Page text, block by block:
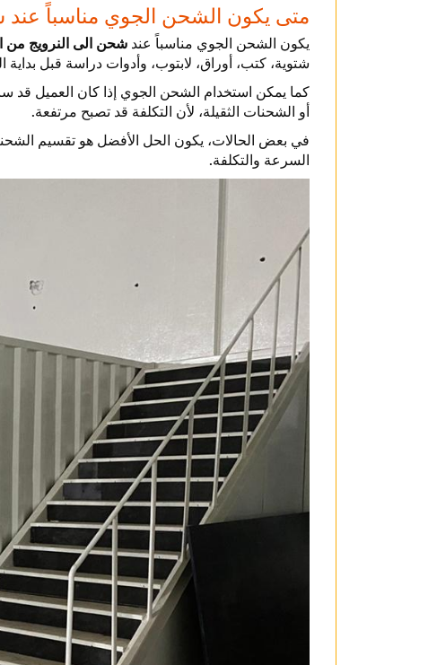
متى يكون الشحن الجوي مناسباً
يكون الشحن الجوي مناسباً عندشحن الى النرويج من
شتوية، كتب، أوراق، لابتوب، وأدوات دراسة قبل
كما يمكن استخدام الشحن الجوي إذا كان العميل قد
أو الشحنات الثقيلة، لأن التكلفة قد تصبح مرتفعة.
في بعض الحالات، يكون الحل الأفضل هو تقسيم الشحنة.
السرعة والتكلفة.